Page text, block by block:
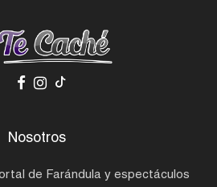
Nosotros
de Farándula y espectáculos